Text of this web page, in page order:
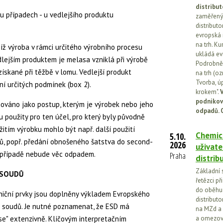
případech - u vedlejšího produktu
výroba v rámci určitého výrobního procesu
produktem je melasa vzniklá při výrobě
při těžbě v lomu. Vedlejší produkt
určitých podmínek (box 2).
jako postup, kterým je výrobek nebo jeho
použity pro ten účel, pro který byly původně
výrobku mohlo být např. další použití
popř. předání obnošeného šatstva do second-
nebude věc odpadem.
prvky jsou doplněny výkladem Evropského
Je nutné poznamenat, že ESD má
extenzivně. Klíčovým interpretačním
evropská
na trh.
ukládá
na trh
Tvorba,
krokem".
odpadů.
5.10.
2026
Praha
Základní
řetězci
do
na MZd
a